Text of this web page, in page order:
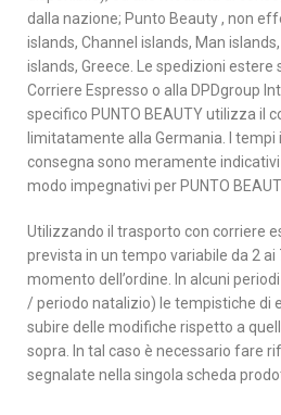
dalla nazione; Punto Beauty , non
islands, Channel islands, Man
islands, Greece. Le spedizioni estere
Corriere Espresso o alla DPDgroup
specifico PUNTO BEAUTY utilizza il
limitatamente alla Germania. I tempi
consegna sono meramente
modo impegnativi per PUNTO
Utilizzando il trasporto con corriere
prevista in un tempo variabile da 2 ai
momento dell’ordine. In alcuni
/ periodo natalizio) le tempistiche di
subire delle modifiche rispetto a
sopra. In tal caso è necessario fare
segnalate nella singola scheda